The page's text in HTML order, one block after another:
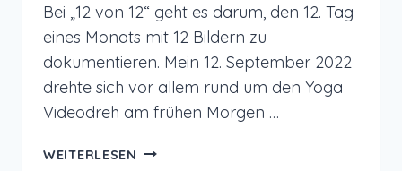
Bei „12 von 12“ geht es darum, den 12. Tag
eines Monats mit 12 Bildern zu
dokumentieren. Mein 12. September 2022
drehte sich vor allem rund um den Yoga
Videodreh am frühen Morgen …
WEITERLESEN 12